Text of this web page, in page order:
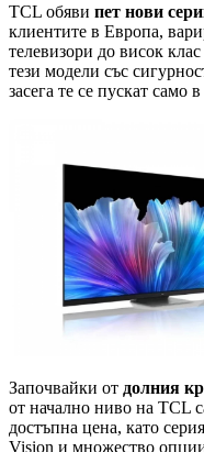
TCL обяви пет нови
клиентите в Европа,
телевизори до висок
тези модели със
засега те се пускат
Започвайки от долния
от начално ниво на TCL
достъпна цена, като
Vision и множество